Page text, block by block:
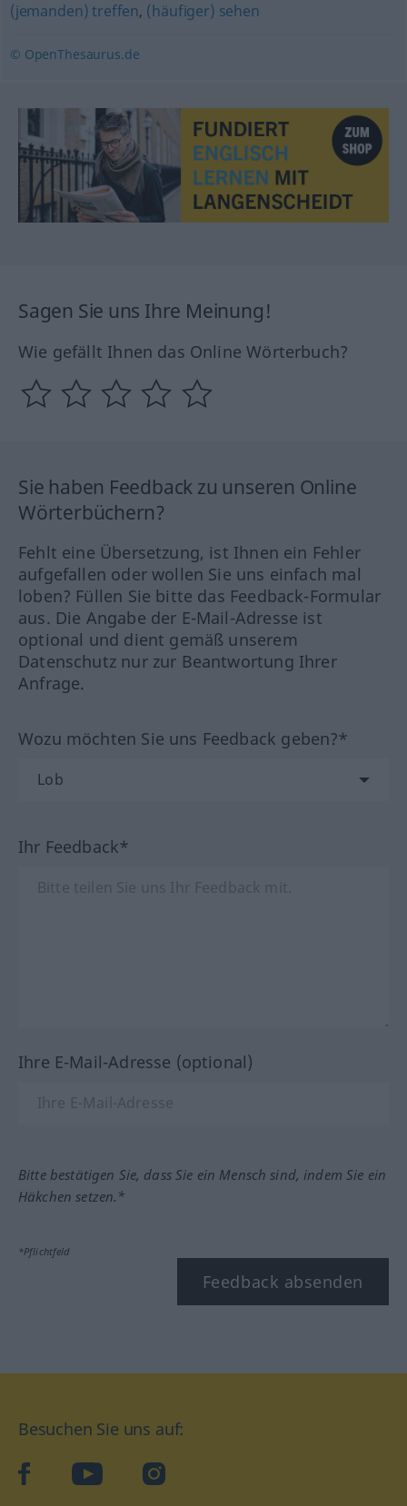
(jemanden) treffen, (häufiger) sehen
© OpenThesaurus.de
Sagen Sie uns Ihre Meinung!
Wie gefällt Ihnen das Online Wörterbuch?
Sie haben Feedback zu unseren Online
Wörterbüchern?
Fehlt eine Übersetzung, ist Ihnen ein Fehler
aufgefallen oder wollen Sie uns einfach mal
loben? Füllen Sie bitte das Feedback-Formular
aus. Die Angabe der E-Mail-Adresse ist
optional und dient gemäß unserem
Datenschutz nur zur Beantwortung Ihrer
Anfrage.
Wozu möchten Sie uns Feedback geben?*
Ihr Feedback*
Ihre E-Mail-Adresse (optional)
Bitte bestätigen Sie, dass Sie ein Mensch sind, indem Sie ein
Häkchen setzen.*
*Pflichtfeld
Feedback absenden
Besuchen Sie uns auf:
facebookYouTube Instagram